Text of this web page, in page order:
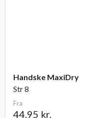
Handske MaxiDry
Str 8
Fra
44,95 kr.